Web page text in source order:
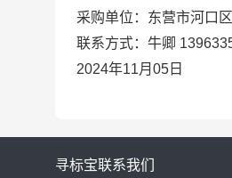
采购单位：东营市河口
联系方式：牛卿
2024年11月05日
寻标宝联系我们